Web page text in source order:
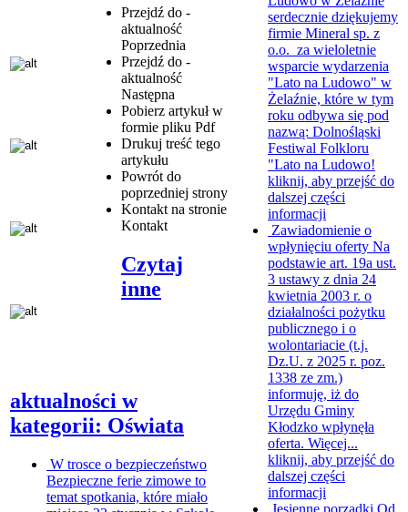
Przejdź do -
aktualność
Poprzednia
Przejdź do -
aktualność
Następna
Pobierz artykuł w
formie pliku Pdf
Drukuj treść tego
artykułu
Powrót do
poprzedniej strony
Kontakt na stronie
Kontakt
Czytaj
inne
aktualności w
kategorii: Oświata
W trosce o bezpieczeństwo
Bezpieczne ferie zimowe to
temat spotkania, które miało
serdecznie dziękujemy
firmie Mineral sp. z
o.o. za wieloletnie
wsparcie wydarzenia
"Lato na Ludowo" w
Żelaźnie, które w tym
roku odbywa się pod
nazwą: Dolnośląski
Festiwal Folkloru
"Lato na Ludowo!
kliknij, aby przejść do
dalszej części
informacji
Zawiadomienie o
wpłynięciu oferty Na
podstawie art. 19a ust.
3 ustawy z dnia 24
kwietnia 2003 r. o
działalności pożytku
publicznego i o
wolontariacie (t.j.
Dz.U. z 2025 r. poz.
1338 ze zm.)
informuję, iż do
Urzędu Gminy
Kłodzko wpłynęła
oferta. Więcej...
kliknij, aby przejść do
dalszej części
informacji
Jesienne porządki Od